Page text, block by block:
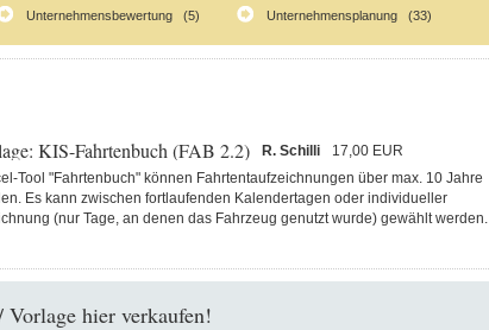
Unternehmensbewertung (5) Unternehmensplanung (33)
KIS-Fahrtenbuch (FAB 2.2) R. Schilli
17,00 EUR
Tool "Fahrtenbuch" können Fahrtentaufzeichnungen über max. 10 Jahre
Es kann zwischen fortlaufenden Kalendertagen oder individueller
(nur Tage, an denen das Fahrzeug genutzt wurde) gewählt werden.
hier verkaufen!